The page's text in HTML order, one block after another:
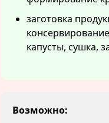
заготовка
капусты, сушка,
Возможно: